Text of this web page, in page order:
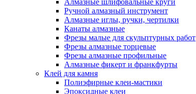
Алмазные шлифовальные круги
Ручной алмазный инструмент
Алмазные иглы, ручки, чертилки
Канаты алмазные
Фрезы малые для скульптурных работ
Фрезы алмазные торцевые
Фрезы алмазные профильные
Алмазные фикерт и франкфурты
Клей для камня
Полиэфирные клеи-мастики
Эпоксидные клеи